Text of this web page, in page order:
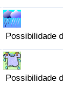
Possibilidade
Possibilidade
por País